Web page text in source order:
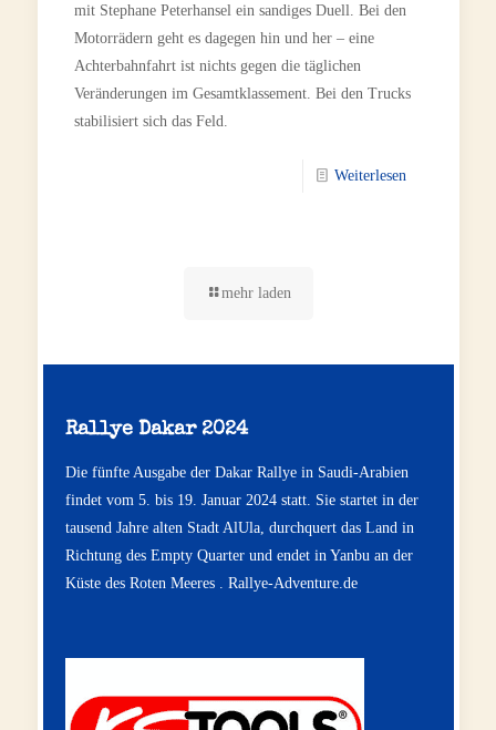
mit Stephane Peterhansel ein sandiges Duell. Bei den
Motorrädern geht es dagegen hin und her – eine
Achterbahnfahrt ist nichts gegen die täglichen
Veränderungen im Gesamtklassement. Bei den Trucks
stabilisiert sich das Feld.
Weiterlesen
mehr laden
Rallye Dakar 2024
Die fünfte Ausgabe der Dakar Rallye in Saudi-Arabien
findet vom 5. bis 19. Januar 2024 statt. Sie startet in der
tausend Jahre alten Stadt AlUla, durchquert das Land in
Richtung des Empty Quarter und endet in Yanbu an der
Küste des Roten Meeres . Rallye-Adventure.de